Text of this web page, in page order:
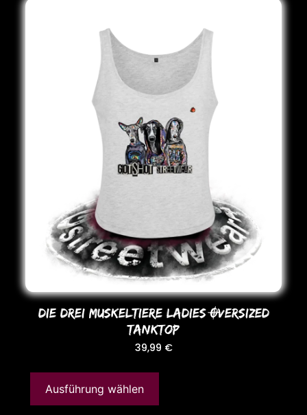
DIE DREI MUSKELTIERE LADIES OVERSIZED
TANKToP
39,99 €
Ausführung wählen